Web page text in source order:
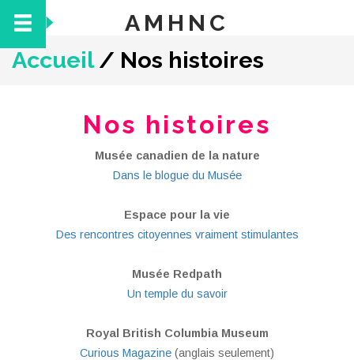
AMHNC
Accueil/ Nos histoires
Nos histoires
Musée canadien de la nature
Dans le blogue du Musée
Espace pour la vie
Des rencontres citoyennes vraiment stimulantes
Musée Redpath
Un temple du savoir
Royal British Columbia Museum
Curious Magazine (anglais seulement)